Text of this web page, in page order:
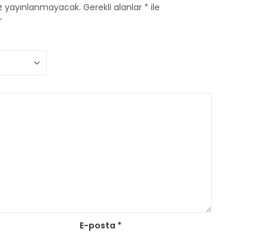
yayınlanmayacak. Gerekli alanlar * ile
E-posta *